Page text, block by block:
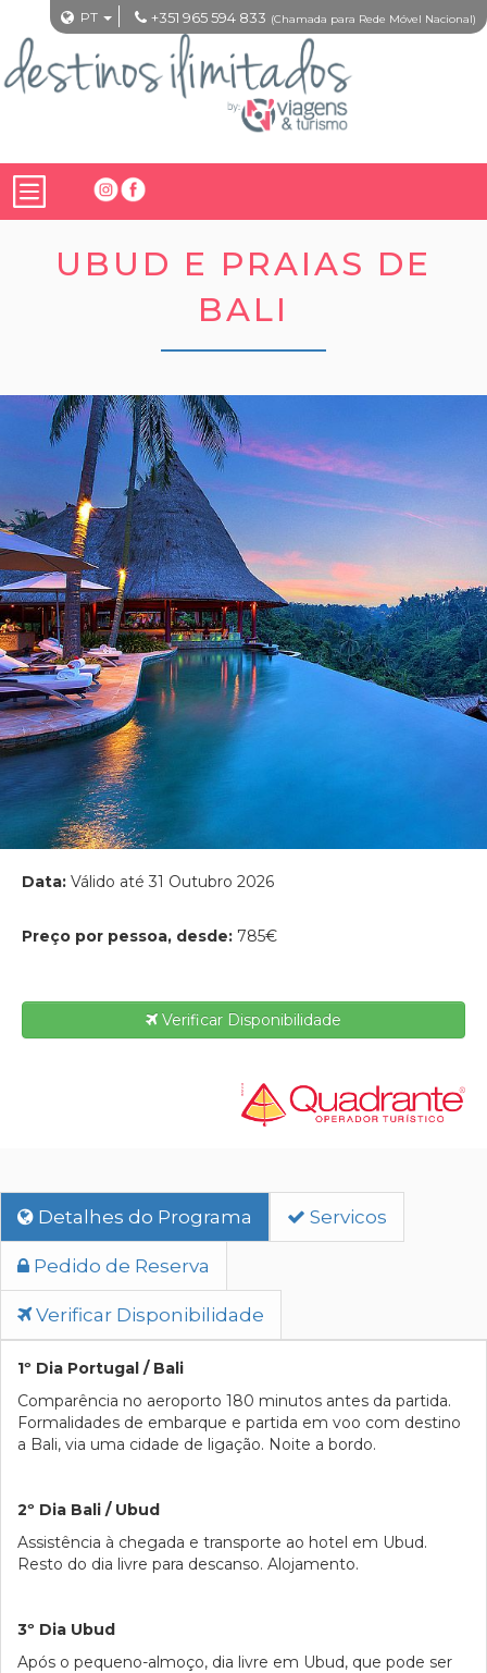
PT +351 965 594 833 (Chamada para Rede Móvel Nacional)
UBUD E PRAIAS DE
BALI
Data: Válido até 31 Outubro 2026
Preço por pessoa, desde: 785€
Verificar Disponibilidade
Detalhes do Programa Servicos
Pedido de Reserva
Verificar Disponibilidade
1º Dia Portugal / Bali
Comparência no aeroporto 180 minutos antes da partida.
Formalidades de embarque e partida em voo com destino
a Bali, via uma cidade de ligação. Noite a bordo.
2º Dia Bali / Ubud
Assistência à chegada e transporte ao hotel em Ubud.
Resto do dia livre para descanso. Alojamento.
3º Dia Ubud
Após o pequeno-almoço, dia livre em Ubud, que pode ser